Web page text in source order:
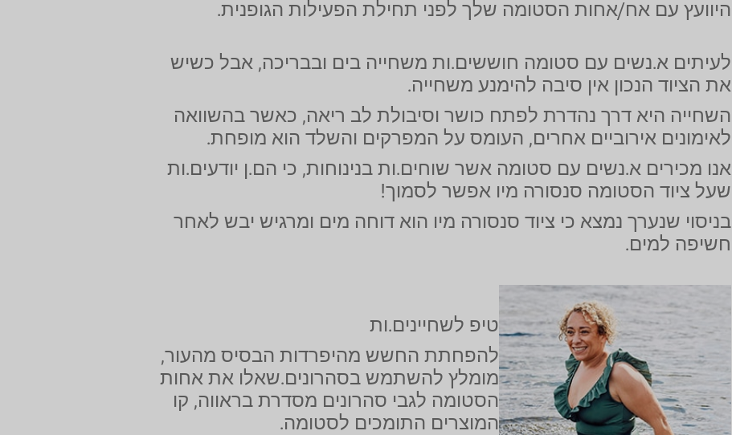
היוועץ עם אח/אחות הסטומה שלך לפני תחילת הפעילות הגופנית.
לעיתים א.נשים עם סטומה חוששים.ות משחייה בים ובבריכה, אבל כשיש
את הציוד הנכון אין סיבה להימנע משחייה.
השחייה היא דרך נהדרת לפתח כושר וסיבולת לב ריאה, כאשר בהשוואה
לאימונים אירוביים אחרים, העומס על המפרקים והשלד הוא מופחת.
אנו מכירים א.נשים עם סטומה אשר שוחים.ות בנינוחות, כי הם.ן יודעים.ות
שעל ציוד הסטומה סנסורה מיו אפשר לסמוך!
בניסוי שנערך נמצא כי ציוד סנסורה מיו הוא דוחה מים ומרגיש יבש לאחר
חשיפה למים.
טיפ לשחיינים.ות
להפחתת החשש מהיפרדות הבסיס מהעור,
מומלץ להשתמש בסהרונים.שאלו את אחות
הסטומה לגבי סהרונים מסדרת בראווה, קו
המוצרים התומכים לסטומה.